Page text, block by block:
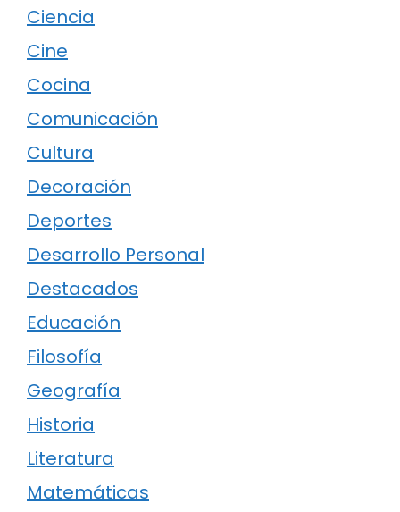
Ciencia
Cine
Cocina
Comunicación
Cultura
Decoración
Deportes
Desarrollo Personal
Destacados
Educación
Filosofía
Geografía
Historia
Literatura
Matemáticas